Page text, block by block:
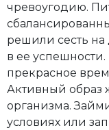
чревоугодию.
решили сесть на
в ее
прекрасное
Активный образ
организма.
условиях или